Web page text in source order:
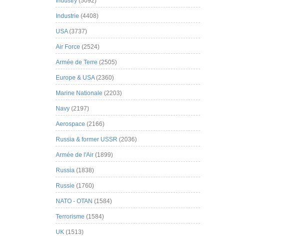
Industrie (4408)
USA(3737)
Air Force (2524)
Armée de Terre (2505)
Europe & USA(2360)
Marine Nationale (2203)
Navy (2197)
Aerospace (2166)
Russia & former USSR (2036)
Armée de l'Air (1899)
Russia (1838)
Russie (1760)
NATO - OTAN (1584)
Terrorisme (1584)
UK (1513)